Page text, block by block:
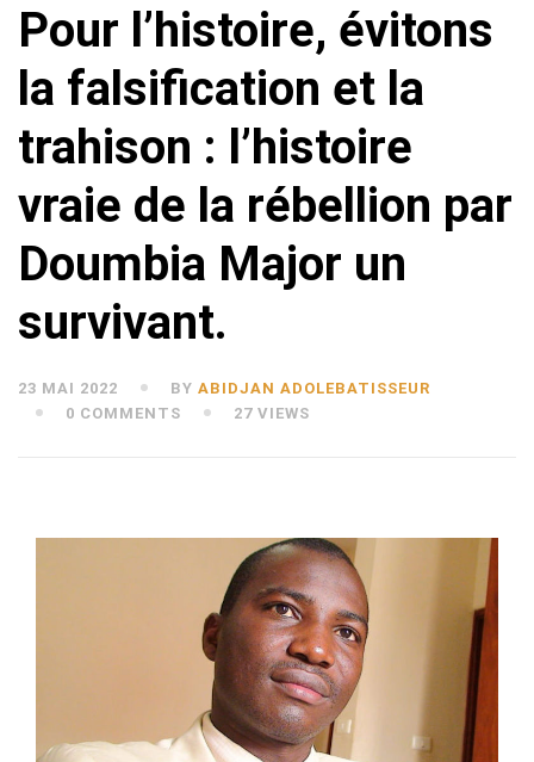
Pour l’histoire, évitons
la falsification et la
trahison : l’histoire
vraie de la rébellion par
Doumbia Major un
survivant.
23 MAI 2022 BY ABIDJAN ADOLEBATISSEUR
0 COMMENTS
27 VIEWS